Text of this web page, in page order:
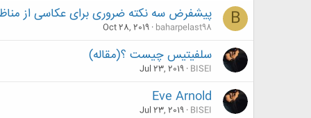
B پیشفرض سه نکته ضروری برای عکاسی از
baharpelast98
Oct 28, 2019
سلفیتیس چیست ؟(مقاله)
BISEI
Jul 23, 2019
Eve Arnold
BISEI
Jul 23, 2019